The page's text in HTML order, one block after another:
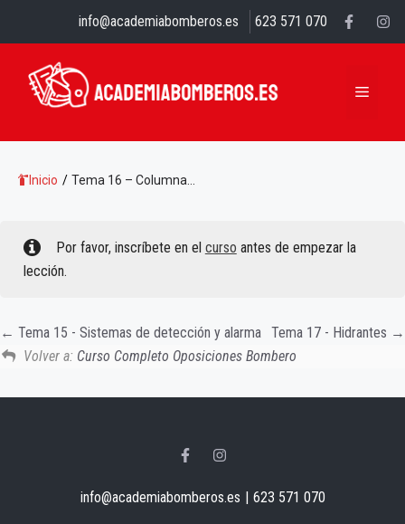
info@academiabomberos.es 623 571 070
MENÚ
Inicio / Tema 16 – Columna...
Por favor, inscríbete en el curso antes de empezar la
lección.
Tema 15 - Sistemas de detección y alarma
Tema 17 - Hidrantes
Volver a: Curso Completo Oposiciones Bombero
info@academiabomberos.es | 623 571 070